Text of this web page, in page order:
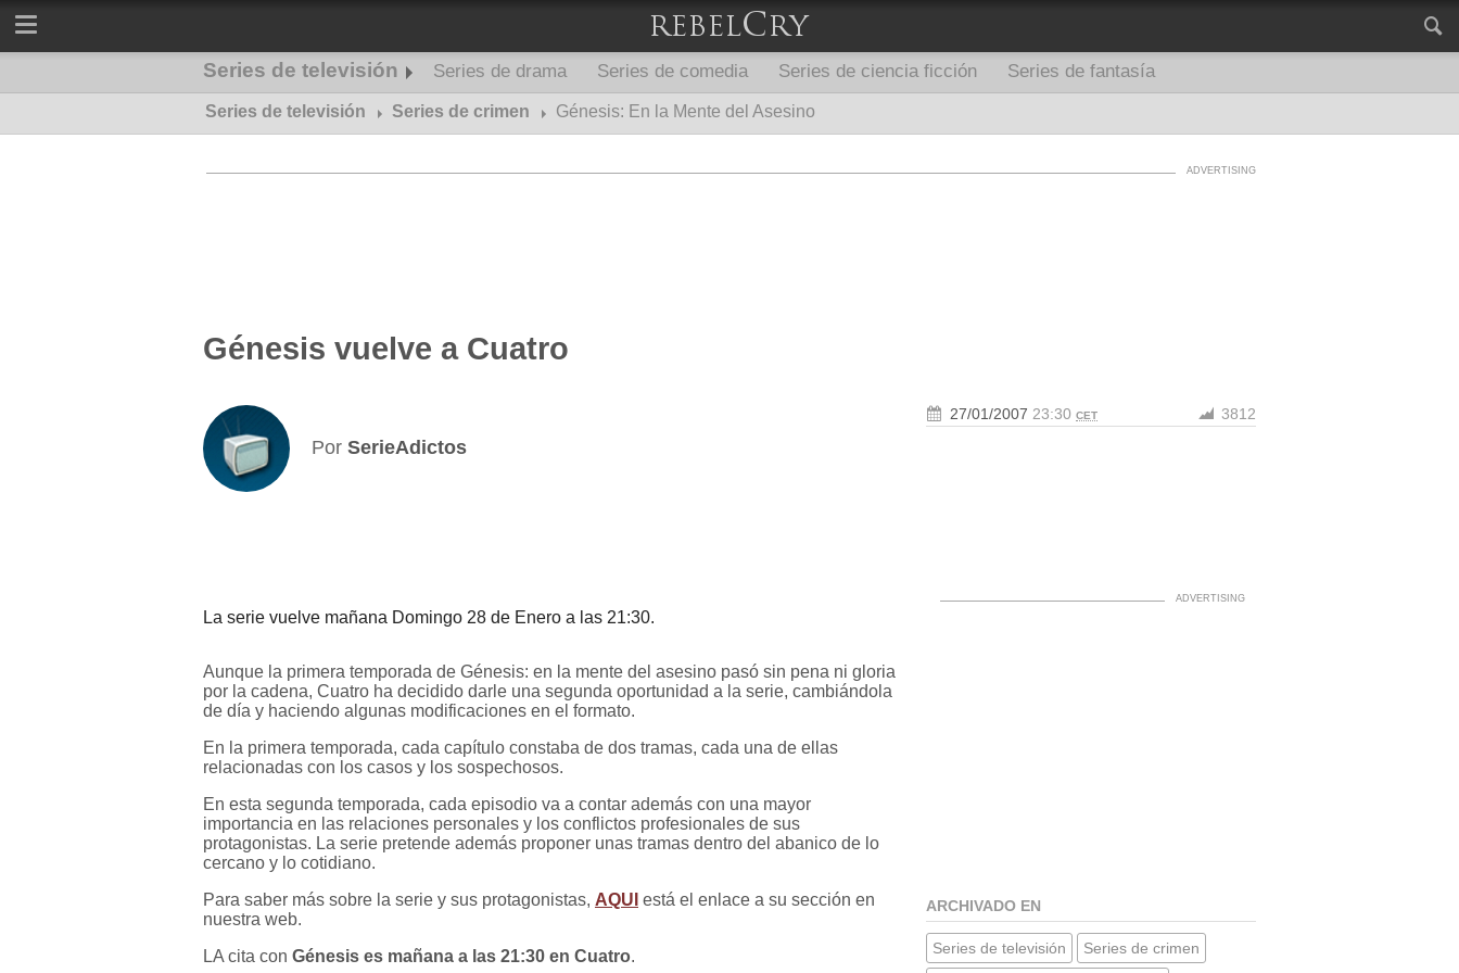
Series de televisión Series de drama Series de comedia Series de ciencia ficción
Series de fantasía
Series de misterio
Series de televisión Series de crimen Génesis: En la Mente del Asesino
Génesis vuelve a Cuatro
Por SerieAdictos
27/01/2007 23:30 CET 3812
La serie vuelve mañana Domingo 28 de Enero a las 21:30.
Aunque la primera temporada de Génesis: en la mente del asesino pasó sin pena ni gloria
por la cadena, Cuatro ha decidido darle una segunda oportunidad a la serie, cambiándola
de día y haciendo algunas modificaciones en el formato.
En la primera temporada, cada capítulo constaba de dos tramas, cada una de ellas
relacionadas con los casos y los sospechosos.
En esta segunda temporada, cada episodio va a contar además con una mayor
importancia en las relaciones personales y los conflictos profesionales de sus
protagonistas. La serie pretende además proponer unas tramas dentro del abanico de lo
cercano y lo cotidiano.
Para saber más sobre la serie y sus protagonistas, AQUI está el enlace a su sección en
nuestra web.
LA cita con Génesis es mañana a las 21:30 en Cuatro.
ARCHIVADO EN
Series de televisión
Series de crimen